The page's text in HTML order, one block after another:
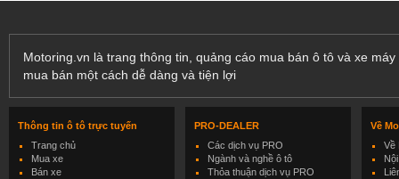
Motoring.vn là trang thông tin, quảng cáo mua bán ô tô và xe
mua bán một cách dễ dàng và tiện lợi
Thông tin ô tô trực tuyến
Trang chủ
Mua xe
Bán xe
PRO-DEALER
Các dịch vụ PRO
Ngành và nghề ô tô
Thỏa thuận dịch vụ PRO
Về
Về